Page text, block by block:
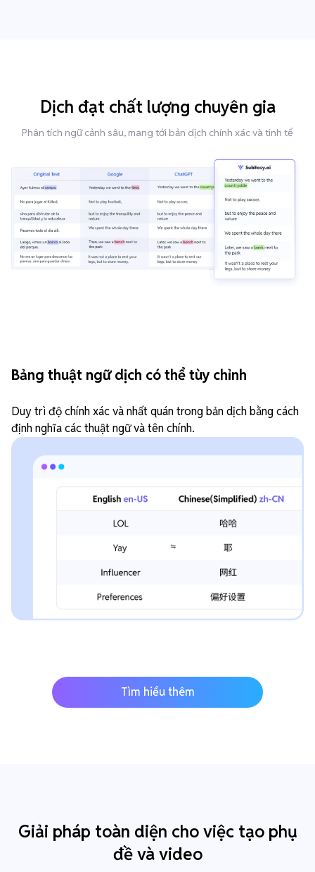
Dịch đạt chất lượng chuyên gia
Phân tích ngữ cảnh sâu, mang tới bản dịch chính xác và tinh tế
Bảng thuật ngữ dịch có thể tùy chỉnh
Duy trì độ chính xác và nhất quán trong bản dịch bằng cách
định nghĩa các thuật ngữ và tên chính.
Tìm hiểu thêm
Giải pháp toàn diện cho việc tạo phụ
đề và video